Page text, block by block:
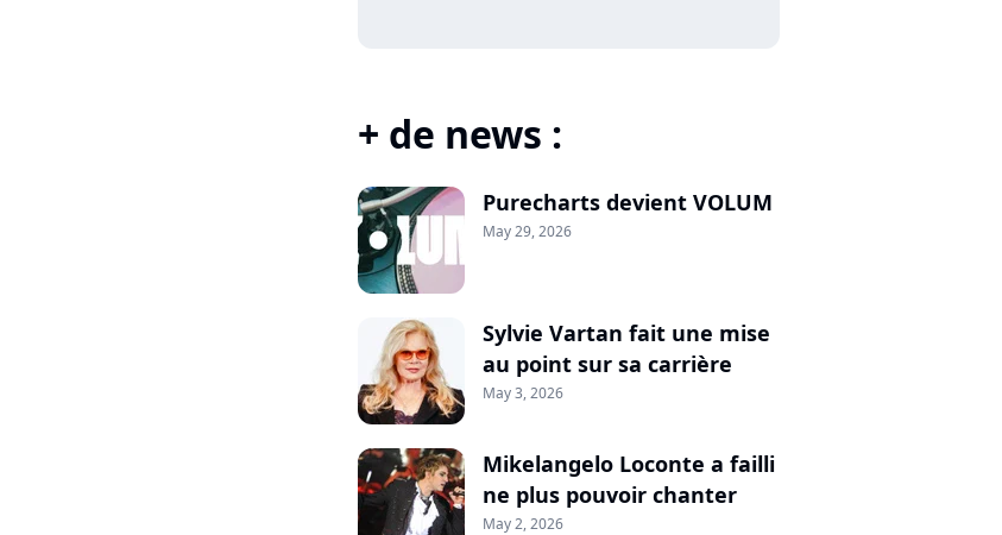
+ de news :
Purecharts devient VOLUM
May 29, 2026
Sylvie Vartan fait une mise
au point sur sa carrière
May 3, 2026
Mikelangelo Loconte a failli
ne plus pouvoir chanter
May 2, 2026